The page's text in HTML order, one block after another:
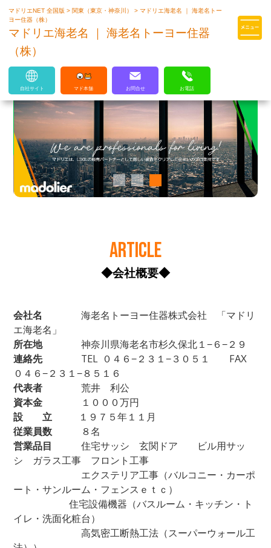
マドリエはLIXILの厳しい基準を
マドリエNET 全国版> 関東（東京・神奈川）>マドリエ海老名 ｜ 海老名トー
ヨー住器（株）
マドリエ海老名 ｜ 海老名トーヨー住器
（株）
自社サイト マド本舗 お問合せ お電話
ARTICLE
◆会社概要◆